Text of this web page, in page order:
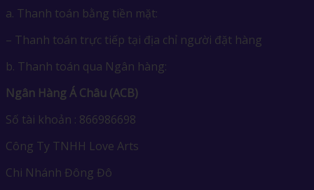
a. Thanh toán bằng tiền mặt:
– Thanh toán trực tiếp tại địa chỉ người đặt hàng
b. Thanh toán qua Ngân hàng:
Ngân Hàng Á Châu (ACB)
Số tài khoản : 866986698
Công Ty TNHH Love Arts
Chi Nhánh Đông Đô